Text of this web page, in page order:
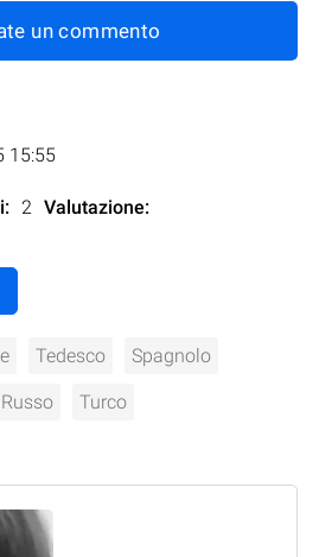
un commento
15:55
2 Valutazione:
Tedesco Spagnolo
Russo Turco